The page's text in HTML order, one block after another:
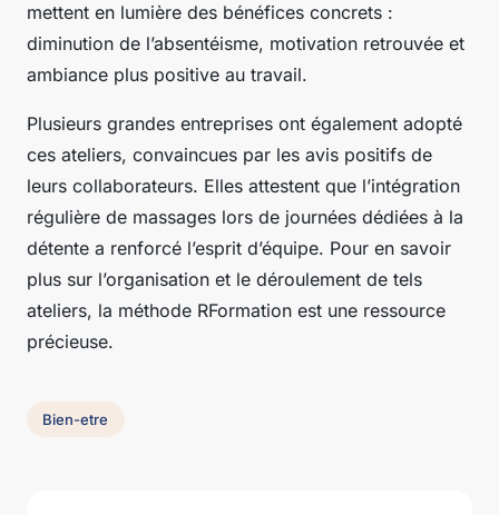
mettent en lumière des bénéfices concrets :
diminution de l’absentéisme, motivation retrouvée et
ambiance plus positive au travail.
Plusieurs grandes entreprises ont également adopté
ces ateliers, convaincues par les avis positifs de
leurs collaborateurs. Elles attestent que l’intégration
régulière de massages lors de journées dédiées à la
détente a renforcé l’esprit d’équipe. Pour en savoir
plus sur l’organisation et le déroulement de tels
ateliers, la méthode RFormation est une ressource
précieuse.
Bien-etre